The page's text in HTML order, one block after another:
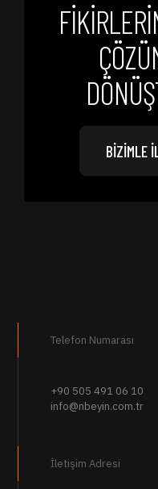
BİZİMLE
Telefon Numarası
+90 505 491 06 10
info@nbeyin.com.tr
İletişim Adresi